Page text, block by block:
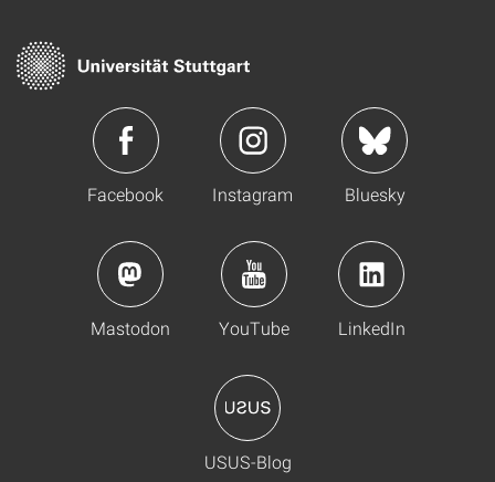
Facebook Instagram Bluesky
Mastodon YouTube LinkedIn
USUS-Blog